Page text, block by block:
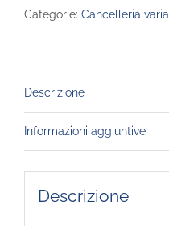
quantità
Categorie: Cancelleria varia
Descrizione
Informazioni aggiuntive
Descrizione